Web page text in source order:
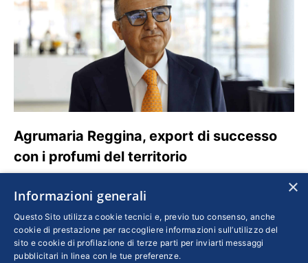
Agrumaria Reggina, export di successo
con i profumi del territorio
×
Informazioni generali
Questo Sito utilizza cookie tecnici e, previo tuo consenso, anche
cookie di prestazione per raccogliere informazioni sull’utilizzo del
sito e cookie di profilazione di terze parti per inviarti messaggi
pubblicitari in linea con le tue preferenze.